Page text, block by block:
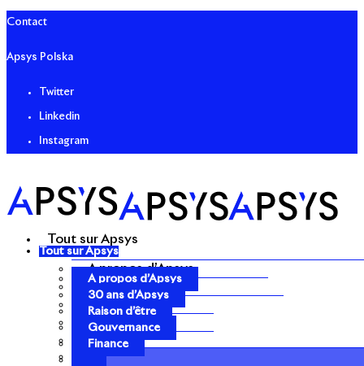
Contact
Apsys Polska
Twitter
Linkedin
Instagram
Tout sur Apsys
A propos d’Apsys
30 ans d’Apsys
Raison d’être
Gouvernance
Finance
Tout sur Apsys
A propos d’Apsys
30 ans d’Apsys
Raison d’être
Gouvernance
Finance